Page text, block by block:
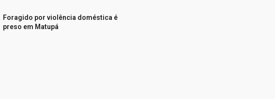
Foragido por violência doméstica é
preso em Matupá